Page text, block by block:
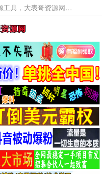
本网站提供资源工具下载，大老表资源工具，大表哥资源网软件工具，大老表资源下载，活动线报福利资源分享,活动线报，大型网游经典游戏，网络热门技术游戏辅助交流与分享。